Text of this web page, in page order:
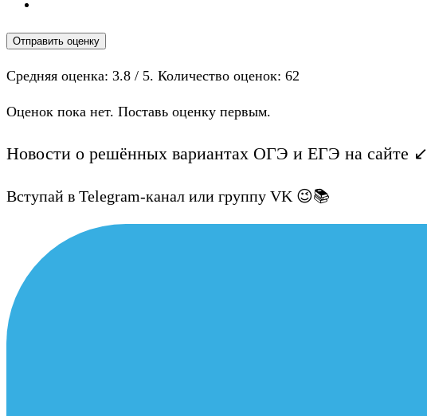
Отправить оценку
Средняя оценка: 3.8 / 5. Количество оценок: 62
Оценок пока нет. Поставь оценку первым.
Новости о решённых вариантах ОГЭ и ЕГЭ на сайте ↙️
Вступай в Telegram-канал или группу VK 😉📚